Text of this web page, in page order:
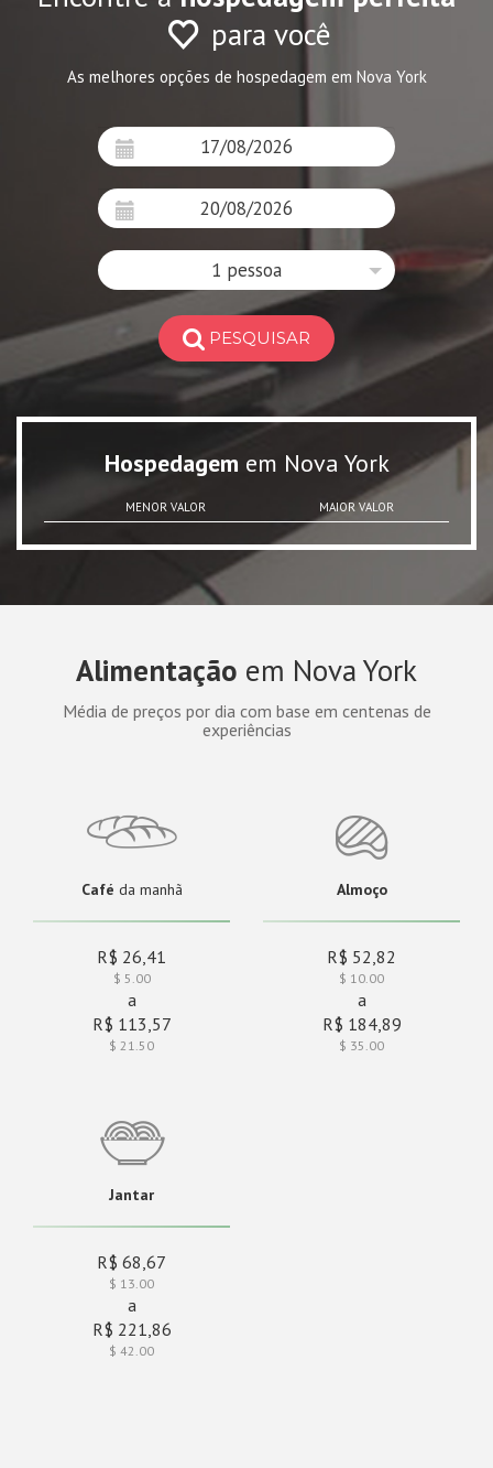
para você
As melhores opções de hospedagem em Nova York
1 pessoa
PESQUISAR
Hospedagem em Nova York
MENOR VALOR MAIOR VALOR
Alimentação em Nova York
Média de preços por dia com base em centenas de
experiências
Café da manhã
R$ 26,41
$ 5.00
a
R$ 113,57
$ 21.50
Almoço
R$ 52,82
$ 10.00
a
R$ 184,89
$ 35.00
Jantar
R$ 68,67
$ 13.00
a
R$ 221,86
$ 42.00